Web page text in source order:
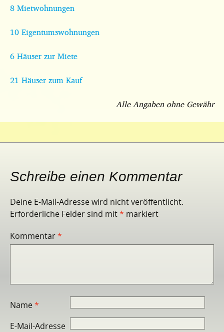
8 Mietwohnungen
10 Eigentumswohnungen
6 Häuser zur Miete
21 Häuser zum Kauf
Alle Angaben ohne Gewähr
Schreibe einen Kommentar
Deine E-Mail-Adresse wird nicht veröffentlicht.
Erforderliche Felder sind mit* markiert
Kommentar*
Name*
E-Mail-Adresse